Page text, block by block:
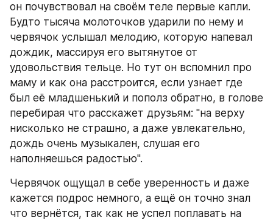
он почувствовал на своём теле первые капли.
Будто тысяча молоточков ударили по нему и
червячок услышал мелодию, которую напевал
дождик, массируя его вытянутое от
удовольствия тельце. Но тут он вспомнил про
маму и как она расстроится, если узнает где
был её младшенький и пополз обратно, в голове
перебирая что расскажет друзьям: "на верху
нисколько не страшно, а даже увлекательно,
дождь очень музыкален, слушая его
наполняешься радостью".
Червячок ощущал в себе уверенность и даже
кажется подрос немного, а ещё он точно знал
что вернётся, так как не успел поплавать на